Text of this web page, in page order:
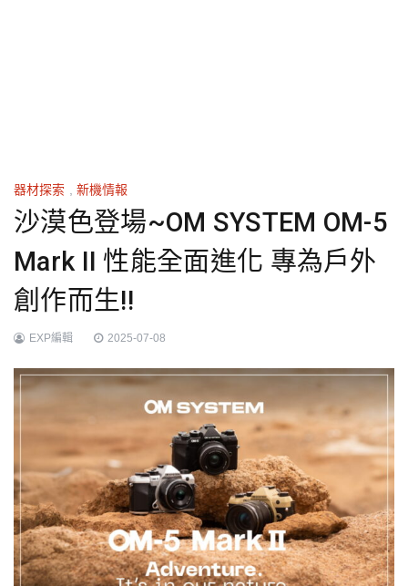
器材探索 新機情報
沙漠色登場~OM SYSTEM OM-5
Mark II 性能全面進化 專為戶外
創作而生!!
EXP編輯 2025-07-08